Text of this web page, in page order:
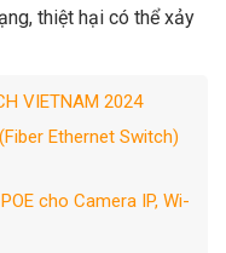
thiệt hại có thể xảy
VIETNAM 2024
Ethernet Switch)
cho Camera IP, Wi-